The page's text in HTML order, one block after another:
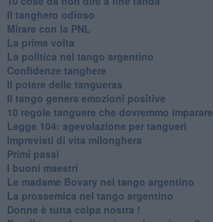
Il tanghero odioso
Mirare con la PNL
La prima volta
La politica nel tango argentino
Confidenze tanghere
Il potere delle tangueras
Il tango genera emozioni positive
10 regole tanguere che dovremmo imparare
Legge 104: agevolazione per tangueri
Imprevisti di vita milonghera
Primi passi
I buoni maestri
Le madame Bovary nel tango argentino
La prossemica nel tango argentino
Donne è tutta colpa nostra !